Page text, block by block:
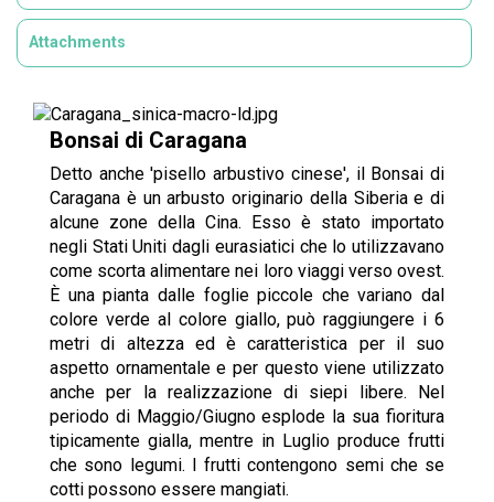
Attachments
Bonsai di Caragana
Detto anche 'pisello arbustivo cinese', il Bonsai di
Caragana è un arbusto originario della Siberia e di
alcune zone della Cina. Esso è stato importato
negli Stati Uniti dagli eurasiatici che lo utilizzavano
come scorta alimentare nei loro viaggi verso ovest.
È una pianta dalle foglie piccole che variano dal
colore verde al colore giallo, può raggiungere i 6
metri di altezza ed è caratteristica per il suo
aspetto ornamentale e per questo viene utilizzato
anche per la realizzazione di siepi libere. Nel
periodo di Maggio/Giugno esplode la sua fioritura
tipicamente gialla, mentre in Luglio produce frutti
che sono legumi. I frutti contengono semi che se
cotti possono essere mangiati.